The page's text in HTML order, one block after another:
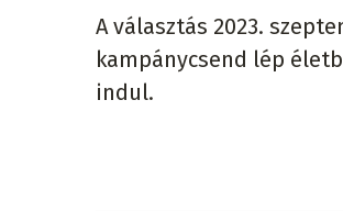
A választás 2023.
kampánycsend lép
indul.